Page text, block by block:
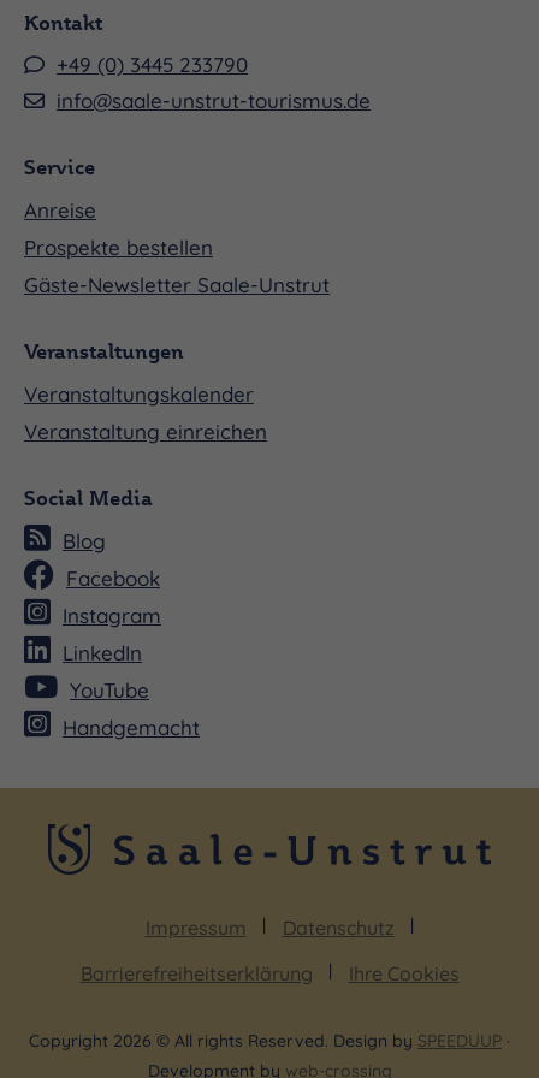
Samstag 05.12.2026, 14:00 - 15:30 Uhr
Sonntag 06.12.2026, 14:00 - 15:30 Uhr
Samstag 12.12.2026, 14:00 - 15:30 Uhr
Sonntag 13.12.2026, 14:00 - 15:30 Uhr
Samstag 19.12.2026, 14:00 - 15:30 Uhr
Sonntag 20.12.2026, 14:00 - 15:30 Uhr
Kontakt
+49 (0) 3445 233790
info@saale-unstrut-tourismus.de
Service
Anreise
Prospekte bestellen
Gäste-Newsletter Saale-Unstrut
Veranstaltungen
Veranstaltungskalender
Veranstaltung einreichen
Social Media
Blog
Facebook
Instagram
LinkedIn
YouTube
Handgemacht
Impressum
Datenschutz
Barrierefreiheitserklärung
Ihre Cookies
Copyright 2026 © All rights Reserved. Design by SPEEDUUP ·
Development by web-crossing